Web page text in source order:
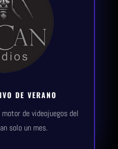
DE VERANO
de videojuegos del
solo un mes.